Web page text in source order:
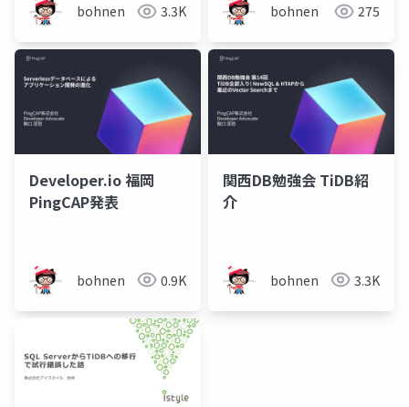
bohnen 3.3K bohnen 275
Developer.io 福岡
PingCAP発表
bohnen 0.9K
関西DB勉強会 TiDB紹
介
bohnen 3.3K